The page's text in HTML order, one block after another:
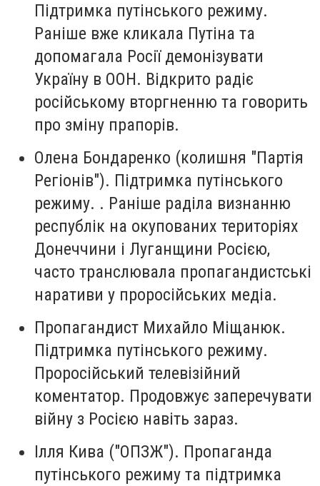
Підтримка путінського режиму.
Раніше вже кликала Путіна та
допомагала Росії демонізувати
Україну в ООН. Відкрито радіє
російському вторгненню та говорить
про зміну прапорів.
Олена Бондаренко (колишня "Партія
Регіонів"). Підтримка путінського
режиму. . Раніше раділа визнанню
республік на окупованих територіях
Донеччини і Луганщини Росією,
часто транслювала пропагандистські
наративи у проросійських медіа.
Пропагандист Михайло Міщанюк.
Підтримка путінського режиму.
Проросійський телевізійний
коментатор. Продовжує заперечувати
війну з Росією навіть зараз.
Ілля Кива ("ОПЗЖ"). Пропаганда
путінського режиму та підтримка